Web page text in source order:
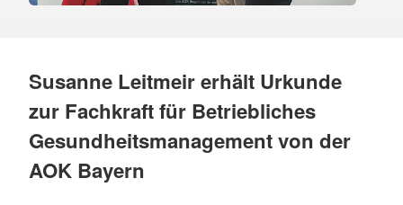
Susanne Leitmeir erhält Urkunde
zur Fachkraft für Betriebliches
Gesundheitsmanagement von der
AOK Bayern